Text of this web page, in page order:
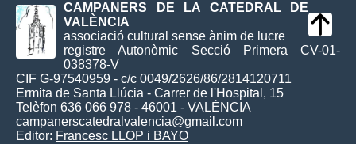
CAMPANERS DE LA CATEDRAL DE
VALÈNCIA
associació cultural sense ànim de lucre
registre Autonòmic Secció Primera CV-01-
038378-V
CIF G-97540959 - c/c 0049/2626/86/2814120711
Ermita de Santa Llúcia - Carrer de l'Hospital, 15
Telèfon 636 066 978 - 46001 - VALÈNCIA
campanerscatedralvalencia@gmail.com
Editor: Francesc LLOP i BAYO